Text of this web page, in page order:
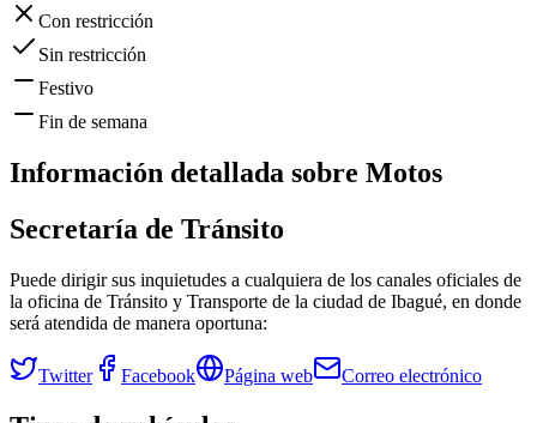
Con restricción
Sin restricción
Festivo
Fin de semana
Información detallada sobre Motos
Secretaría de Tránsito
Puede dirigir sus inquietudes a cualquiera de los canales oficiales de
la oficina de Tránsito y Transporte de la ciudad de Ibagué, en donde
será atendida de manera oportuna:
Twitter Facebook Página web Correo electrónico